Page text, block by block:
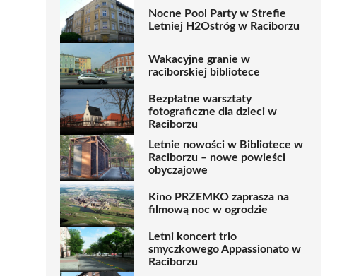
Nocne Pool Party w Strefie
Letniej H2Ostróg w Raciborzu
Wakacyjne granie w
raciborskiej bibliotece
Bezpłatne warsztaty
fotograficzne dla dzieci w
Raciborzu
Letnie nowości w Bibliotece w
Raciborzu – nowe powieści
obyczajowe
Kino PRZEMKO zaprasza na
filmową noc w ogrodzie
Letni koncert trio
smyczkowego Appassionato w
Raciborzu